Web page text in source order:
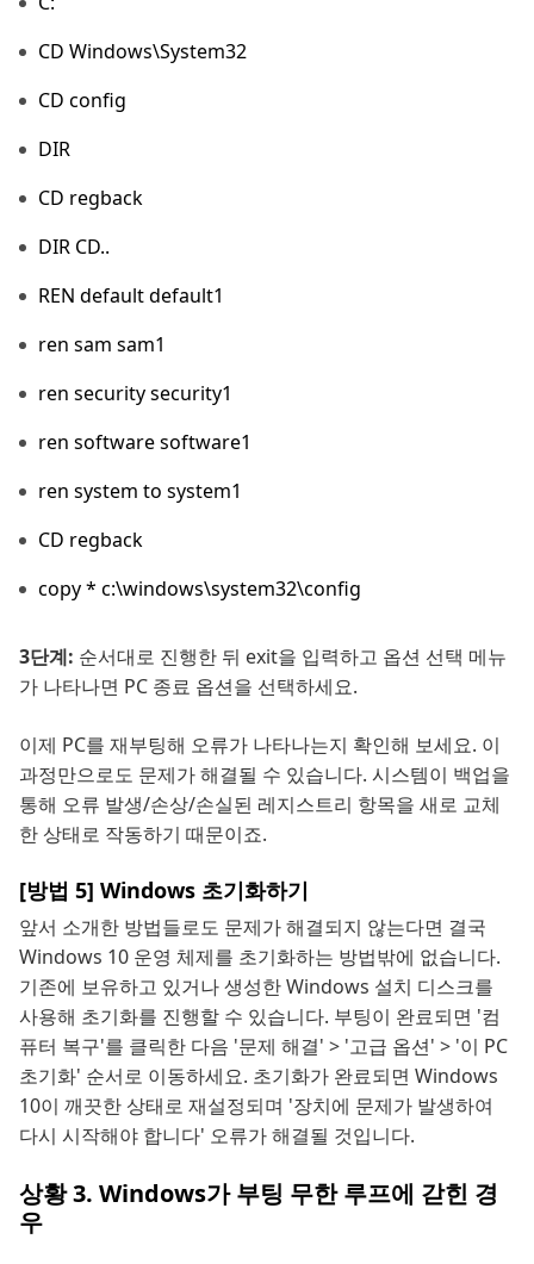
CD Windows\System32
CD config
DIR
CD regback
DIR CD..
REN default default1
ren sam sam1
ren security security1
ren software software1
ren system to system1
CD regback
copy * c:\windows\system32\config
3단계: 순서대로 진행한 뒤 exit을 입력하고 옵션 선택 메뉴
가 나타나면 PC 종료 옵션을 선택하세요.
이제 PC를 재부팅해 오류가 나타나는지 확인해 보세요. 이
과정만으로도 문제가 해결될 수 있습니다. 시스템이 백업을
통해 오류 발생/손상/손실된 레지스트리 항목을 새로 교체
한 상태로 작동하기 때문이죠.
[방법 5] Windows 초기화하기
앞서 소개한 방법들로도 문제가 해결되지 않는다면 결국
Windows 10 운영 체제를 초기화하는 방법밖에 없습니다.
기존에 보유하고 있거나 생성한 Windows 설치 디스크를
사용해 초기화를 진행할 수 있습니다. 부팅이 완료되면 '컴
퓨터 복구'를 클릭한 다음 '문제 해결' > '고급 옵션' > '이 PC
초기화' 순서로 이동하세요. 초기화가 완료되면 Windows
10이 깨끗한 상태로 재설정되며 '장치에 문제가 발생하여
다시 시작해야 합니다' 오류가 해결될 것입니다.
상황 3. Windows가 부팅 무한 루프에 갇힌 경
우